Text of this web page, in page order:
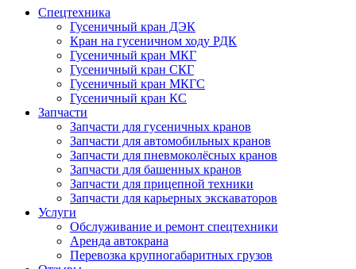
Спецтехника
Гусеничный кран ДЭК
Кран на гусеничном ходу РДК
Гусеничный кран МКГ
Гусеничный кран СКГ
Гусеничный кран МКГС
Гусеничный кран КС
Запчасти
Запчасти для гусеничных кранов
Запчасти для автомобильных кранов
Запчасти для пневмоколёсных кранов
Запчасти для башенных кранов
Запчасти для прицепной техники
Запчасти для карьерных экскаваторов
Услуги
Обслуживание и ремонт спецтехники
Аренда автокрана
Перевозка крупногабаритных грузов